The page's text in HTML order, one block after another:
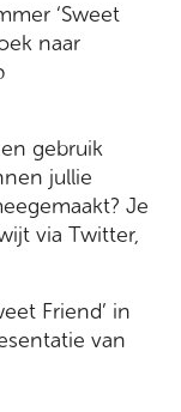
‘Sweet
naar
gebruik
jullie
Je
via Twitter,
Friend’ in
van